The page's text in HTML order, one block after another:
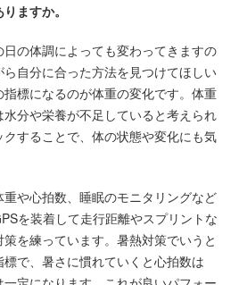
ますか。
の体調によっても変わってきますの
自分に合った方法を見つけてほしい
標になるのが体重の変化です。体重
分や栄養が不足していると考えられ
クすることで、体の状態や変化にも気
や心拍数、睡眠のモニタリングなど
を装着して走行距離やスプリントな
を練っています。暑熱対策でいうと
で、暑さに慣れていくと心拍数は